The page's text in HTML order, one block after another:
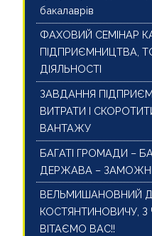
бакалаврів
ФАХОВИЙ СЕМІНАР
ПІДПРИЄМНИЦТВА,
ДІЯЛЬНОСТІ
ЗАВДАННЯ
ВИТРАТИ І
ВАНТАЖУ
БАГАТІ ГРОМАДИ –
ДЕРЖАВА –
ВЕЛЬМИШАНОВНИЙ
КОСТЯНТИНОВИЧУ,
ВІТАЄМО ВАС!!